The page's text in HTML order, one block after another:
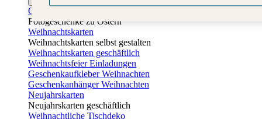
Osterkarten
Fotogeschenke zu Ostern
Weihnachtskarten
Weihnachtskarten selbst gestalten
Weihnachtskarten geschäftlich
Weihnachtsfeier Einladungen
Geschenkaufkleber Weihnachten
Geschenkanhänger Weihnachten
Neujahrskarten
Neujahrskarten geschäftlich
Weihnachtliche Tischdeko